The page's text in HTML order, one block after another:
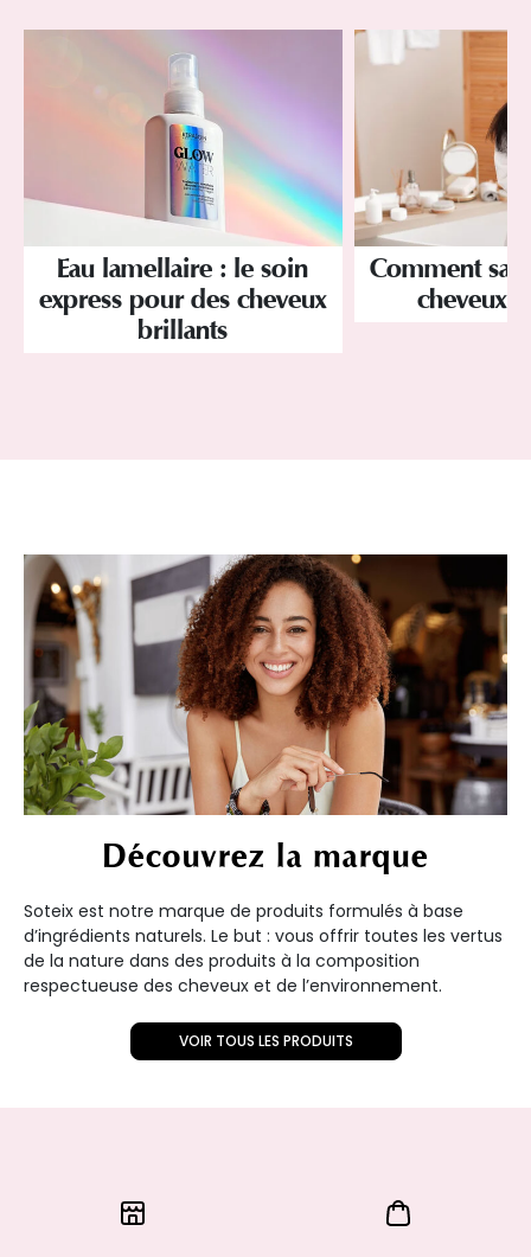
Eau lamellaire : le soin
express pour des cheveux
brillants
Comment
cheveux
Découvrez la marque
Soteix est notre marque de produits formulés à base
d’ingrédients naturels. Le but : vous offrir toutes les vertus
de la nature dans des produits à la composition
respectueuse des cheveux et de l’environnement.
VOIR TOUS LES PRODUITS